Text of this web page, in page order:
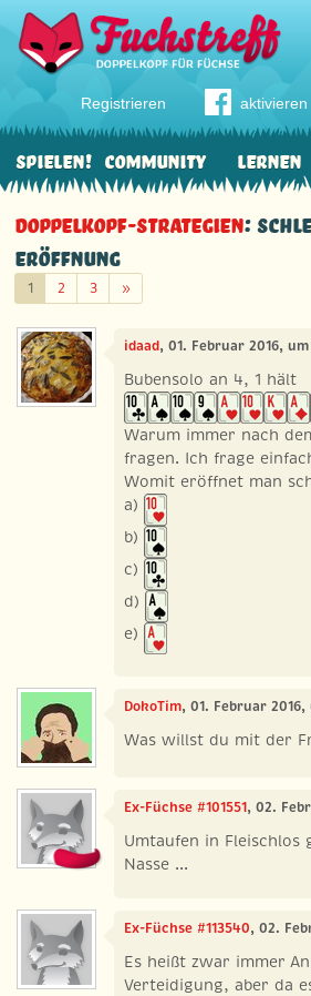
Registrieren aktivieren
Community Lernen
Spielen!
Doppelkopf-Strategien:
Eröffnung
1 2 3 »Weiter
idaad, 01. Februar 2016,
Bubensolo an 4, 1 hält
Warum immer nach
fragen. Ich frage
Womit eröffnet man
a)
b)
c)
d)
e)
DokoTim, 01. Februar 2016,
Was willst du mit der
Ex-Füchse #101551, 02.
Umtaufen in Fleischlos
Nasse ...
Ex-Füchse #113540, 02.
Es heißt zwar immer
Verteidigung, aber da